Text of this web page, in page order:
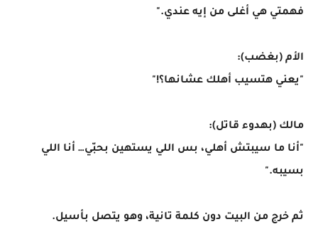
فهمتي هي أغلى من إيه عندي."
الأم (بغضب):
"يعني هتسيب أهلك عشانها؟!"
مالك (بهدوء قاتل):
"أنا ما سيبتش أهلي، بس اللي يستهين بحبّي… أنا اللي
بسيبه."
ثم خرج من البيت دون كلمة تانية، وهو يتصل بأسيل.